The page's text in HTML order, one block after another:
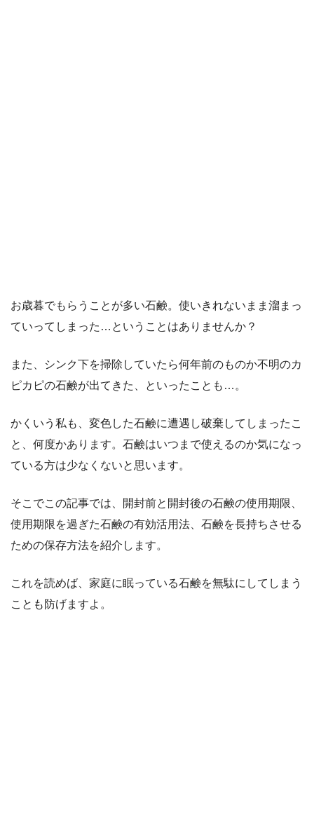
お歳暮でもらうことが多い石鹸。使いきれないまま溜まっ
ていってしまった…ということはありませんか？
また、シンク下を掃除していたら何年前のものか不明のカ
ピカピの石鹸が出てきた、といったことも…。
かくいう私も、変色した石鹸に遭遇し破棄してしまったこ
と、何度かあります。石鹸はいつまで使えるのか気になっ
ている方は少なくないと思います。
そこでこの記事では、開封前と開封後の石鹸の使用期限、
使用期限を過ぎた石鹸の有効活用法、石鹸を長持ちさせる
ための保存方法を紹介します。
これを読めば、家庭に眠っている石鹸を無駄にしてしまう
ことも防げますよ。